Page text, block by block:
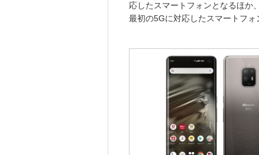
応したスマートフォンとなるほか
最初の5Gに対応したスマートフォ